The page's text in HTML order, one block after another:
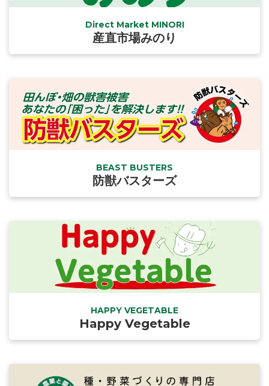
Direct Market MINORI
産直市場みのり
BEAST BUSTERS
防獣バスターズ
HAPPY VEGETABLE
Happy Vegetable